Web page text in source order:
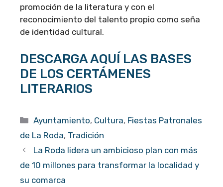
promoción de la literatura y con el
reconocimiento del talento propio como seña
de identidad cultural.
DESCARGA AQUÍ LAS BASES
DE LOS CERTÁMENES
LITERARIOS
Categorías
Ayuntamiento, Cultura, Fiestas Patronales
de La Roda, Tradición
La Roda lidera un ambicioso plan con más
de 10 millones para transformar la localidad y
su comarca